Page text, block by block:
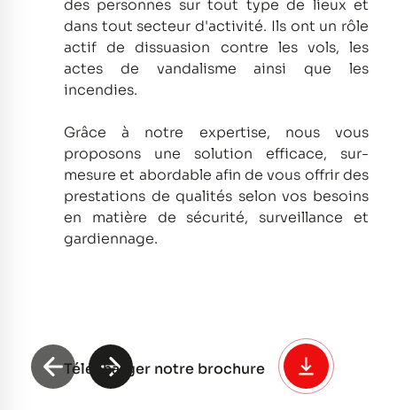
des personnes sur tout type de lieux et
dans tout secteur d'activité. Ils ont un rôle
actif de dissuasion contre les vols, les
actes de vandalisme ainsi que les
incendies.
Grâce à notre expertise, nous vous
proposons une solution efficace, sur-
mesure et abordable afin de vous offrir des
prestations de qualités selon vos besoins
en matière de sécurité, surveillance et
gardiennage.
Télécharger notre brochure